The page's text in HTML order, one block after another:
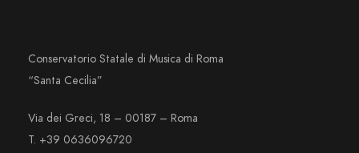
Conservatorio Statale di Musica di Roma
“Santa Cecilia”
Via dei Greci, 18 – 00187 – Roma
T. +39 0636096720